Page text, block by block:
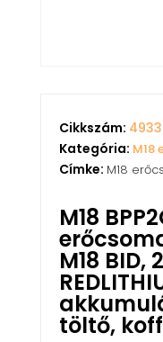
Cikkszám:
Kategória: M18
Címke: M18
M18
M18 BID,
töltő,